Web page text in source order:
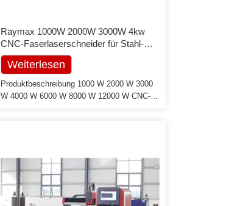
Raymax 1000W 2000W 3000W 4kw
CNC-Faserlaserschneider für Stahl-
Aluminium-Bleche
Weiterlesen
Produktbeschreibung 1000 W 2000 W 3000
W 4000 W 6000 W 8000 W 12000 W CNC-
Aluminiumguss 2. Wärmebehandlung für 3-4
Tage und Beseitigung von Stress durch
Vibration, um sicherzustellen, dass sich die
Maschine nach längerem Gebrauch nicht